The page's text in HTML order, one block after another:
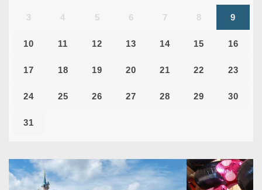
3 4 5 6 7 8 9
10 11 12 13 14 15 16
17 18 19 20 21 22 23
24 25 26 27 28 29 30
31